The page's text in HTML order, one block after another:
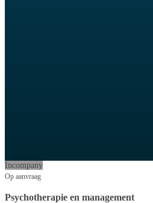
Incompany
Op aanvraag
Psychotherapie en management